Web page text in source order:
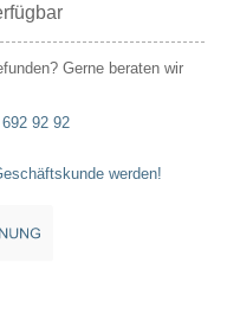
Gerne beraten wir
92 92
werden!